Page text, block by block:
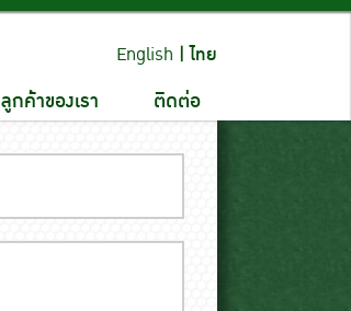
English | ไทย
ลูกค้าของเรา ติดต่อ